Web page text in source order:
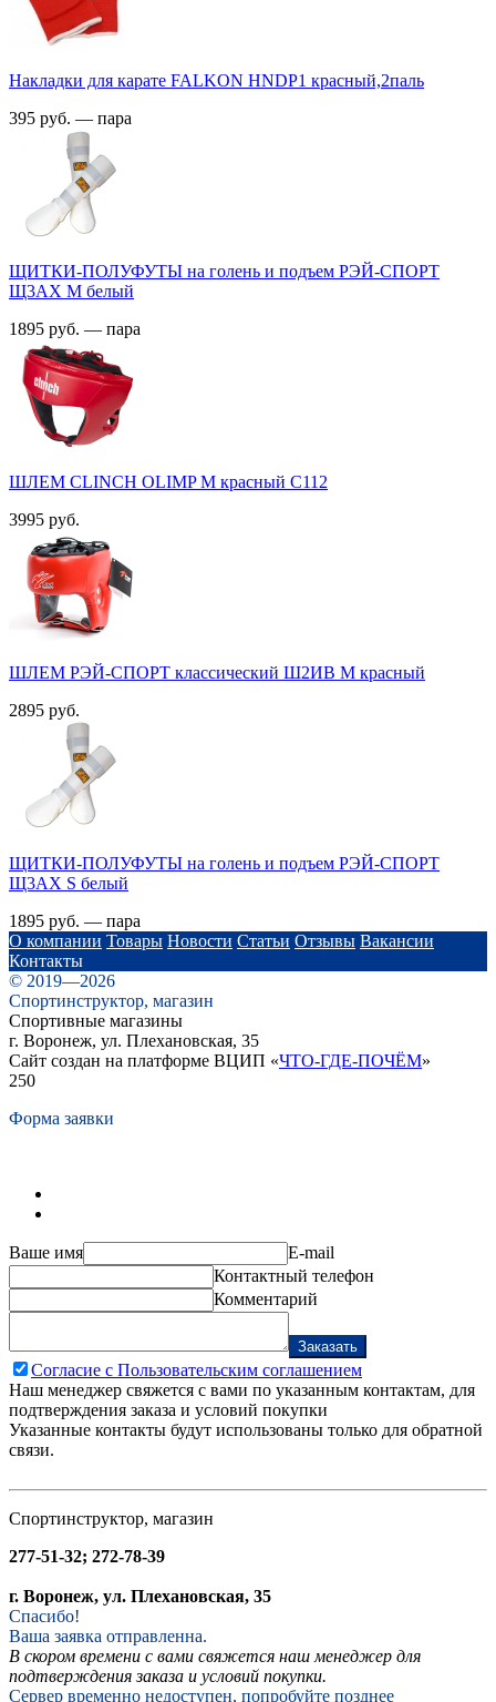
Накладки для карате FALKON HNDP1 красный,2паль
395 руб. — пара
ЩИТКИ-ПОЛУФУТЫ на голень и подъем РЭЙ-СПОРТ
Щ3АХ M белый
1895 руб. — пара
ШЛЕМ CLINCH OLIMP M красный С112
3995 руб.
ШЛЕМ РЭЙ-СПОРТ классический Ш2ИВ М красный
2895 руб.
ЩИТКИ-ПОЛУФУТЫ на голень и подъем РЭЙ-СПОРТ
Щ3АХ S белый
1895 руб. — пара
О компании Товары Новости Статьи Отзывы Вакансии
Контакты
© 2019—2026
Спортинструктор, магазин
Спортивные магазины
г. Воронеж, ул. Плехановская, 35
Сайт создан на платформе ВЦИП «ЧТО-ГДЕ-ПОЧЁМ»
250
Форма заявки
Ваше имя
E-mail
Контактный телефон
Комментарий
Заказать
Согласие с Пользовательским соглашением
Наш менеджер свяжется с вами по указанным контактам, для
подтверждения заказа и условий покупки
Указанные контакты будут использованы только для обратной
связи.
Спортинструктор, магазин
277-51-32; 272-78-39
г. Воронеж, ул. Плехановская, 35
Спасибо!
Ваша заявка отправленна.
В скором времени с вами свяжется наш менеджер для
подтверждения заказа и условий покупки.
Сервер временно недоступен, попробуйте позднее